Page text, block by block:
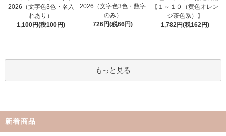
2026（文字色3色・名入
れあり）
1,100円(税100円)
2026（文字色3色・数字
のみ）
726円(税66円)
【１～１０（黄色オレン
ジ茶色系）】
1,782円(税162円)
もっと見る
新着商品